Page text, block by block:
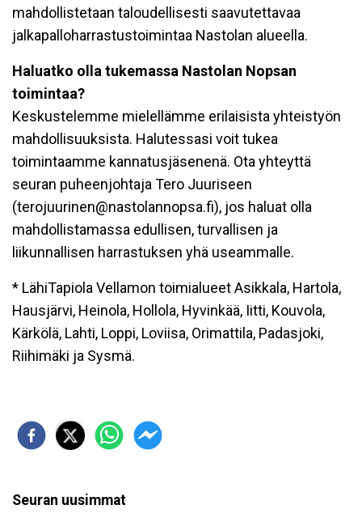
mahdollistetaan taloudellisesti saavutettavaa
jalkapalloharrastustoimintaa Nastolan alueella.
Haluatko olla tukemassa Nastolan Nopsan
toimintaa?
Keskustelemme mielellämme erilaisista yhteistyön
mahdollisuuksista. Halutessasi voit tukea
toimintaamme kannatusjäsenenä. Ota yhteyttä
seuran puheenjohtaja Tero Juuriseen
(terojuurinen@nastolannopsa.fi), jos haluat olla
mahdollistamassa edullisen, turvallisen ja
liikunnallisen harrastuksen yhä useammalle.
* LähiTapiola Vellamon toimialueet Asikkala, Hartola,
Hausjärvi, Heinola, Hollola, Hyvinkää, Iitti, Kouvola,
Kärkölä, Lahti, Loppi, Loviisa, Orimattila, Padasjoki,
Riihimäki ja Sysmä.
Seuran uusimmat